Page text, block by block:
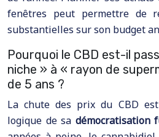
fenêtres peut permettre de
substantielles sur son budget
Pourquoi le CBD est-il
niche » à « rayon de
de 5 ans ?
La chute des prix du CBD
logique de sa démocratisation